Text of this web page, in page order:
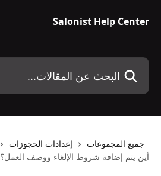
Salonist Help Center
البحث عن المقالات...
جميع المجموعات
إعدادات الحجوزات
أين يتم إضافة شروط الإلغاء ووصف العمل؟